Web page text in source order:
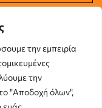
την εμπειρία
την
"Αποδοχή όλων",